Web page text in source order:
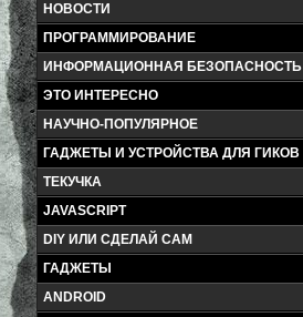
НОВОСТИ
ПРОГРАММИРОВАНИЕ
ИНФОРМАЦИОННАЯ БЕЗОПАСНОСТЬ
ЭТО ИНТЕРЕСНО
НАУЧНО-ПОПУЛЯРНОЕ
ГАДЖЕТЫ И УСТРОЙСТВА ДЛЯ ГИКОВ
ТЕКУЧКА
JAVASCRIPT
DIY ИЛИ СДЕЛАЙ САМ
ГАДЖЕТЫ
ANDROID